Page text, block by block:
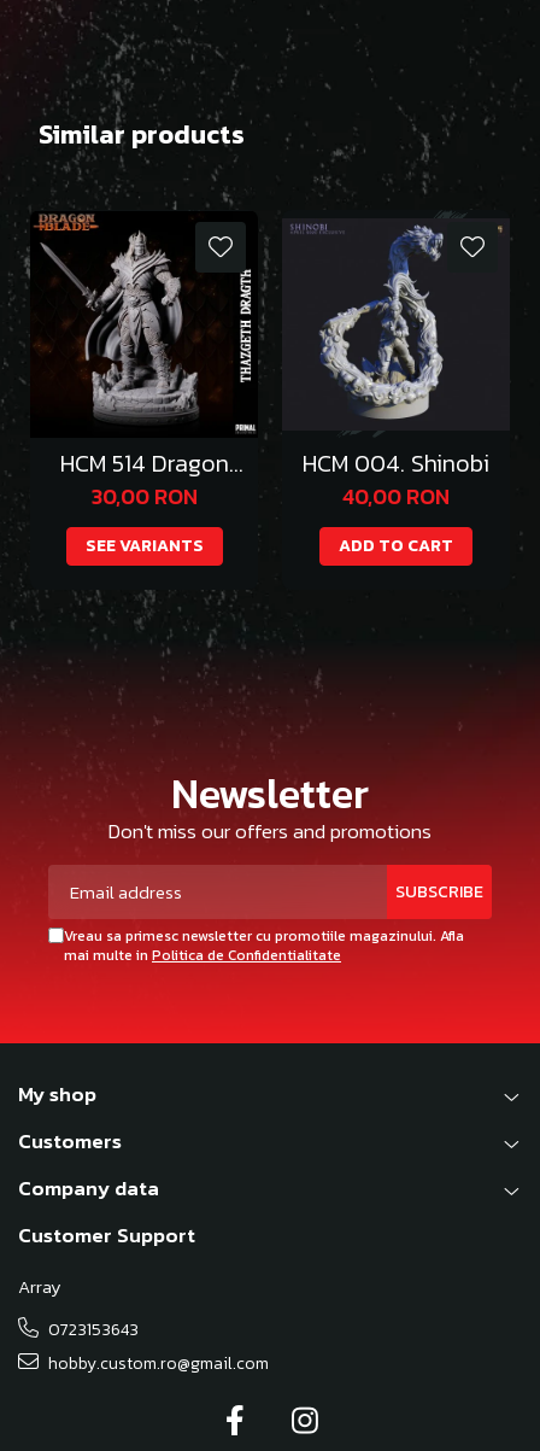
Similar products
HCM 514 Dragon
Emperor Thazgeth
30,00 RON
SEE VARIANTS
HCM 004. Shinobi
40,00 RON
ADD TO CART
Newsletter
Don't miss our offers and promotions
Vreau sa primesc newsletter cu promotiile magazinului. Afla
mai multe in Politica de Confidentialitate
My shop
Customers
Company data
Customer Support
Array
0723153643
hobby.custom.ro@gmail.com